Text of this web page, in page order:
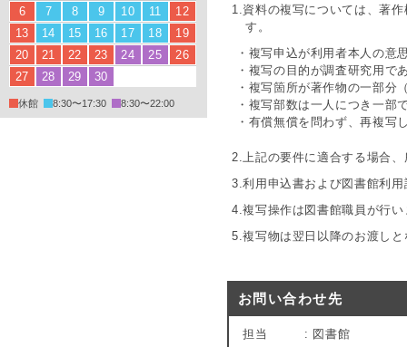
6
7 8 9 10 11
12
13
14 15 16 17 18
19
20
21 22 23 24 25
26
27
28 29 30
休館 8:30〜17:30 8:30〜22:00
1.資料の複写については、著
す。
・複写申込が利用者本人の意
・複写の目的が調査研究用で
・複写箇所が著作物の一部分
・複写部数は一人につき一部
・有償無償を問わず、再複写
2.上記の要件に適合する場合
3.利用申込書および図書館利
4.複写操作は図書館職員が行
5.複写物は翌日以降のお渡し
お問い合わせ先
担当
: 図書館